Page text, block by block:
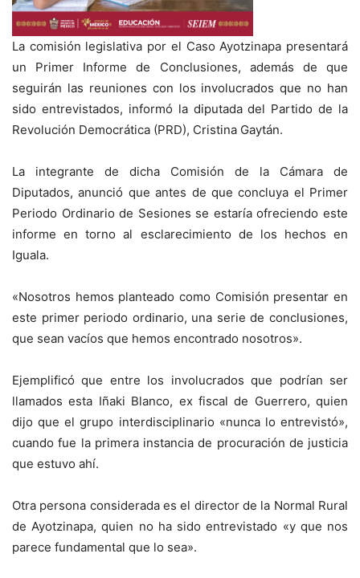
La comisión legislativa por el Caso Ayotzinapa presentará
un Primer Informe de Conclusiones, además de que
seguirán las reuniones con los involucrados que no han
sido entrevistados, informó la diputada del Partido de la
Revolución Democrática (PRD), Cristina Gaytán.
La integrante de dicha Comisión de la Cámara de
Diputados, anunció que antes de que concluya el Primer
Periodo Ordinario de Sesiones se estaría ofreciendo este
informe en torno al esclarecimiento de los hechos en
Iguala.
«Nosotros hemos planteado como Comisión presentar en
este primer periodo ordinario, una serie de conclusiones,
que sean vacíos que hemos encontrado nosotros».
Ejemplificó que entre los involucrados que podrían ser
llamados esta Iñaki Blanco, ex fiscal de Guerrero, quien
dijo que el grupo interdisciplinario «nunca lo entrevistó»,
cuando fue la primera instancia de procuración de justicia
que estuvo ahí.
Otra persona considerada es el director de la Normal Rural
de Ayotzinapa, quien no ha sido entrevistado «y que nos
parece fundamental que lo sea».